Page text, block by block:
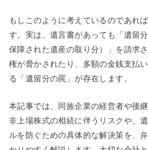
もしこのように考えているのであれ
す。実は、遺言書があっても「遺留
保障された遺産の取り分）」を請求
権が脅かされたり、多額の金銭支払
る「遺留分の罠」が存在します。
本記事では、同族企業の経営者や後
非上場株式の相続に伴うリスクや、
ルを防ぐための具体的な解決策を、